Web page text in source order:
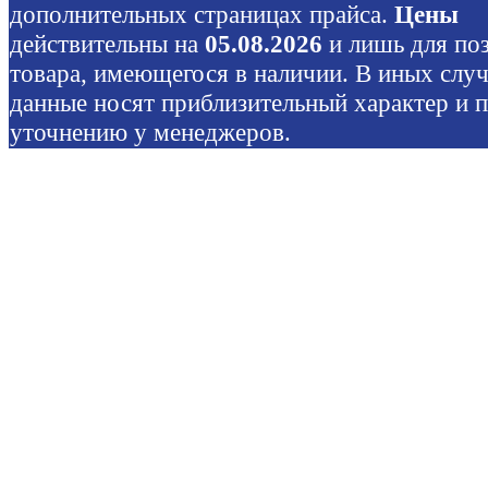
дополнительных страницах прайса. Цены
действительны на 05.08.2026 и лишь для
товара, имеющегося в наличии. В иных
данные носят приблизительный характер и
уточнению у менеджеров.